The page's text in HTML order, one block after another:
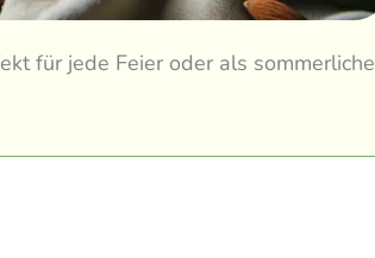
für jede Feier oder als sommerliche